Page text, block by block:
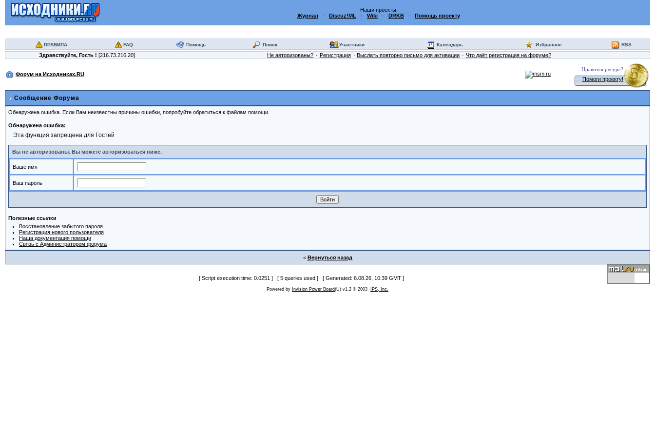
Наши проекты:
Журнал · Discuz!ML · Wiki · DRKB · Помощь проекту
ПРАВИЛА FAQ Помощь Поиск Участники Календарь Избранное RSS
Здравствуйте, Гость ! [216.73.216.20] Не авторизованы? Регистрация Выслать повторно письмо для активации Что даёт регистрация на форуме?
Форум на Исходниках.RU
Нравится ресурс?
Помоги проекту!
Сообщение Форума
Обнаружена ошибка. Если Вам неизвестны причины ошибки, попробуйте обратиться к файлам помощи.
Обнаружена ошибка:
Эта функция запрещена для Гостей
Вы не авторизованы. Вы можете авторизоваться ниже.
Ваше имя
Ваш пароль
Полезные ссылки
Восстановление забытого пароля
Регистрация нового пользователя
Наша документация помощи
Связь с Администратором форума
< Вернуться назад
[ Script execution time: 0.0251 ] [ 5 queries used ] [ Generated: 6.08.26, 10:39 GMT ]
Powered by Invision Power Board(U) v1.2 © 2003 IPS, Inc.